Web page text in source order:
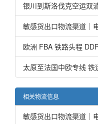
银川到斯洛伐克空运双
敏感货出口物流渠道｜
欧洲 FBA 铁路头程
太原至法国中欧专线
相关物流信息
敏感货出口物流渠道｜